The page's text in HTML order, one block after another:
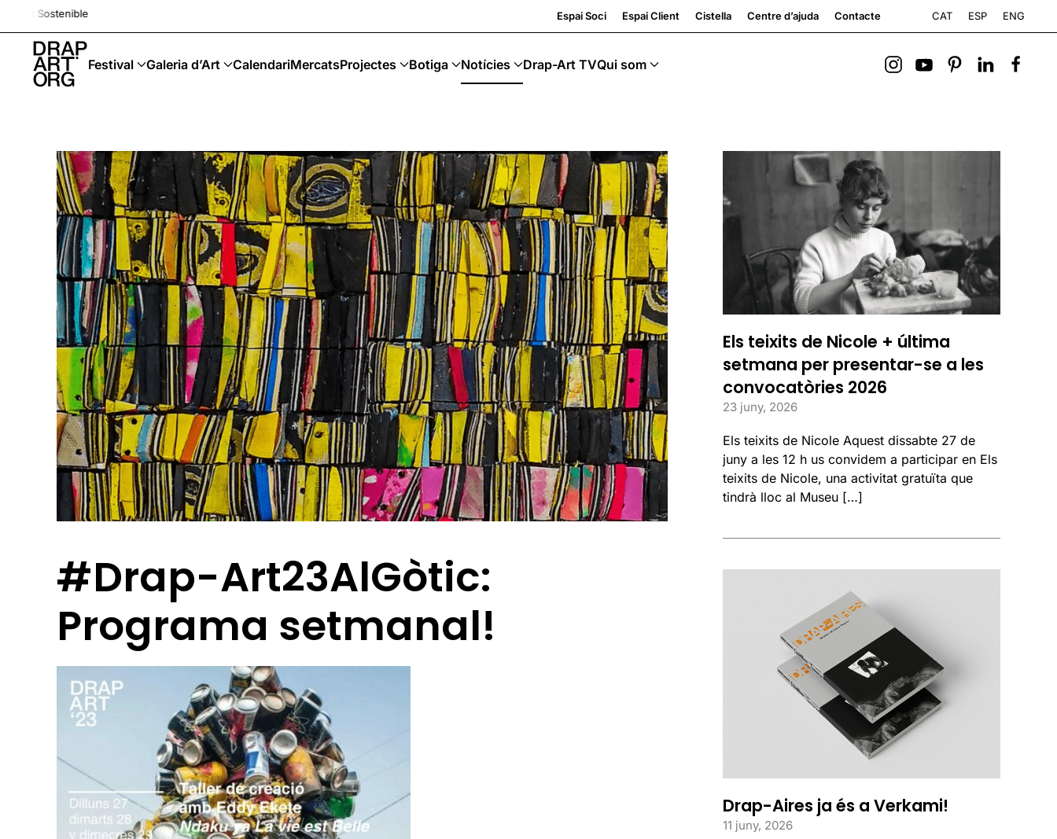
Skip to main content
Espai Soci Espai Client Cistella Centre d’ajuda Contacte CAT ESP ENG
Festival Galeria d’Art CalendariMercatsProjectes Botiga Notícies Drap-Art TVQui som
#Drap-Art23AlGòtic:
Programa setmanal!
Els teixits de Nicole + última
setmana per presentar-se a les
convocatòries 2026
23 juny, 2026
Els teixits de Nicole Aquest dissabte 27 de
juny a les 12 h us convidem a participar en Els
teixits de Nicole, una activitat gratuïta que
tindrà lloc al Museu […]
Drap-Aires ja és a Verkami!
11 juny, 2026